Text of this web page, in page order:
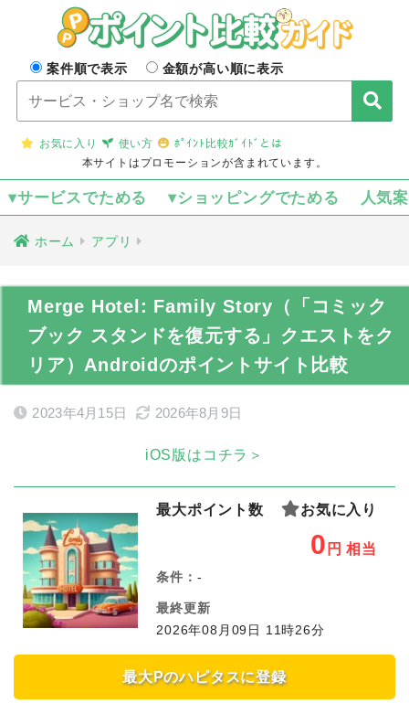
案件順で表示 金額が高い順に表示
お気に入り 使い方
ﾎﾟｲﾝﾄ比較ｶﾞｲﾄﾞとは
本サイトはプロモーションが含まれています。
▾サービスでためる ▾ショッピングでためる 人気
ホーム アプリ
Merge Hotel: Family Story（「コミック
ブック スタンドを復元する」クエストをク
リア）Androidのポイントサイト比較
2023年4月15日 2026年8月9日
iOS版はコチラ＞
最大ポイント数 お気に入り
0 円 相当
条件： -
最終更新
2026年08月09日 11時26分
最大Pのハピタスに登録